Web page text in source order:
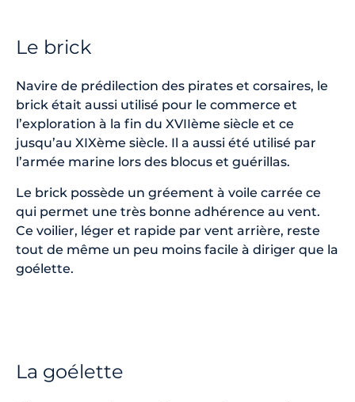
Le brick
Navire de prédilection des pirates et corsaires, le
brick était aussi utilisé pour le commerce et
l’exploration à la fin du XVIIème siècle et ce
jusqu’au XIXème siècle. Il a aussi été utilisé par
l’armée marine lors des blocus et guérillas.
Le brick possède un gréement à voile carrée ce
qui permet une très bonne adhérence au vent.
Ce voilier, léger et rapide par vent arrière, reste
tout de même un peu moins facile à diriger que la
goélette.
La goélette